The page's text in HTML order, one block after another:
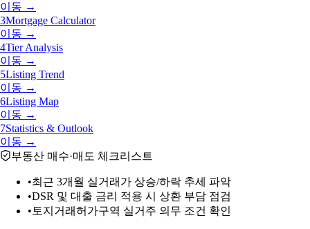
이동 →
3Mortgage Calculator
이동 →
4Tier Analysis
이동 →
5Listing Trend
이동 →
6Listing Map
이동 →
7Statistics & Outlook
이동 →
부동산 매수·매도 체크리스트
•최근 3개월 실거래가 상승/하락 추세 파악
•DSR 및 대출 금리 적용 시 상환 부담 점검
• 토지거래허가구역 실거주 의무 조건 확인